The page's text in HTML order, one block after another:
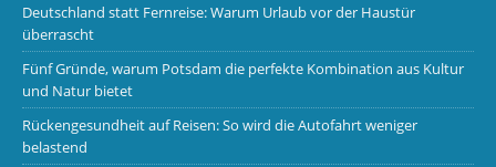
Deutschland statt Fernreise: Warum Urlaub vor der Haustür
überrascht
Fünf Gründe, warum Potsdam die perfekte Kombination aus Kultur
und Natur bietet
Rückengesundheit auf Reisen: So wird die Autofahrt weniger
belastend